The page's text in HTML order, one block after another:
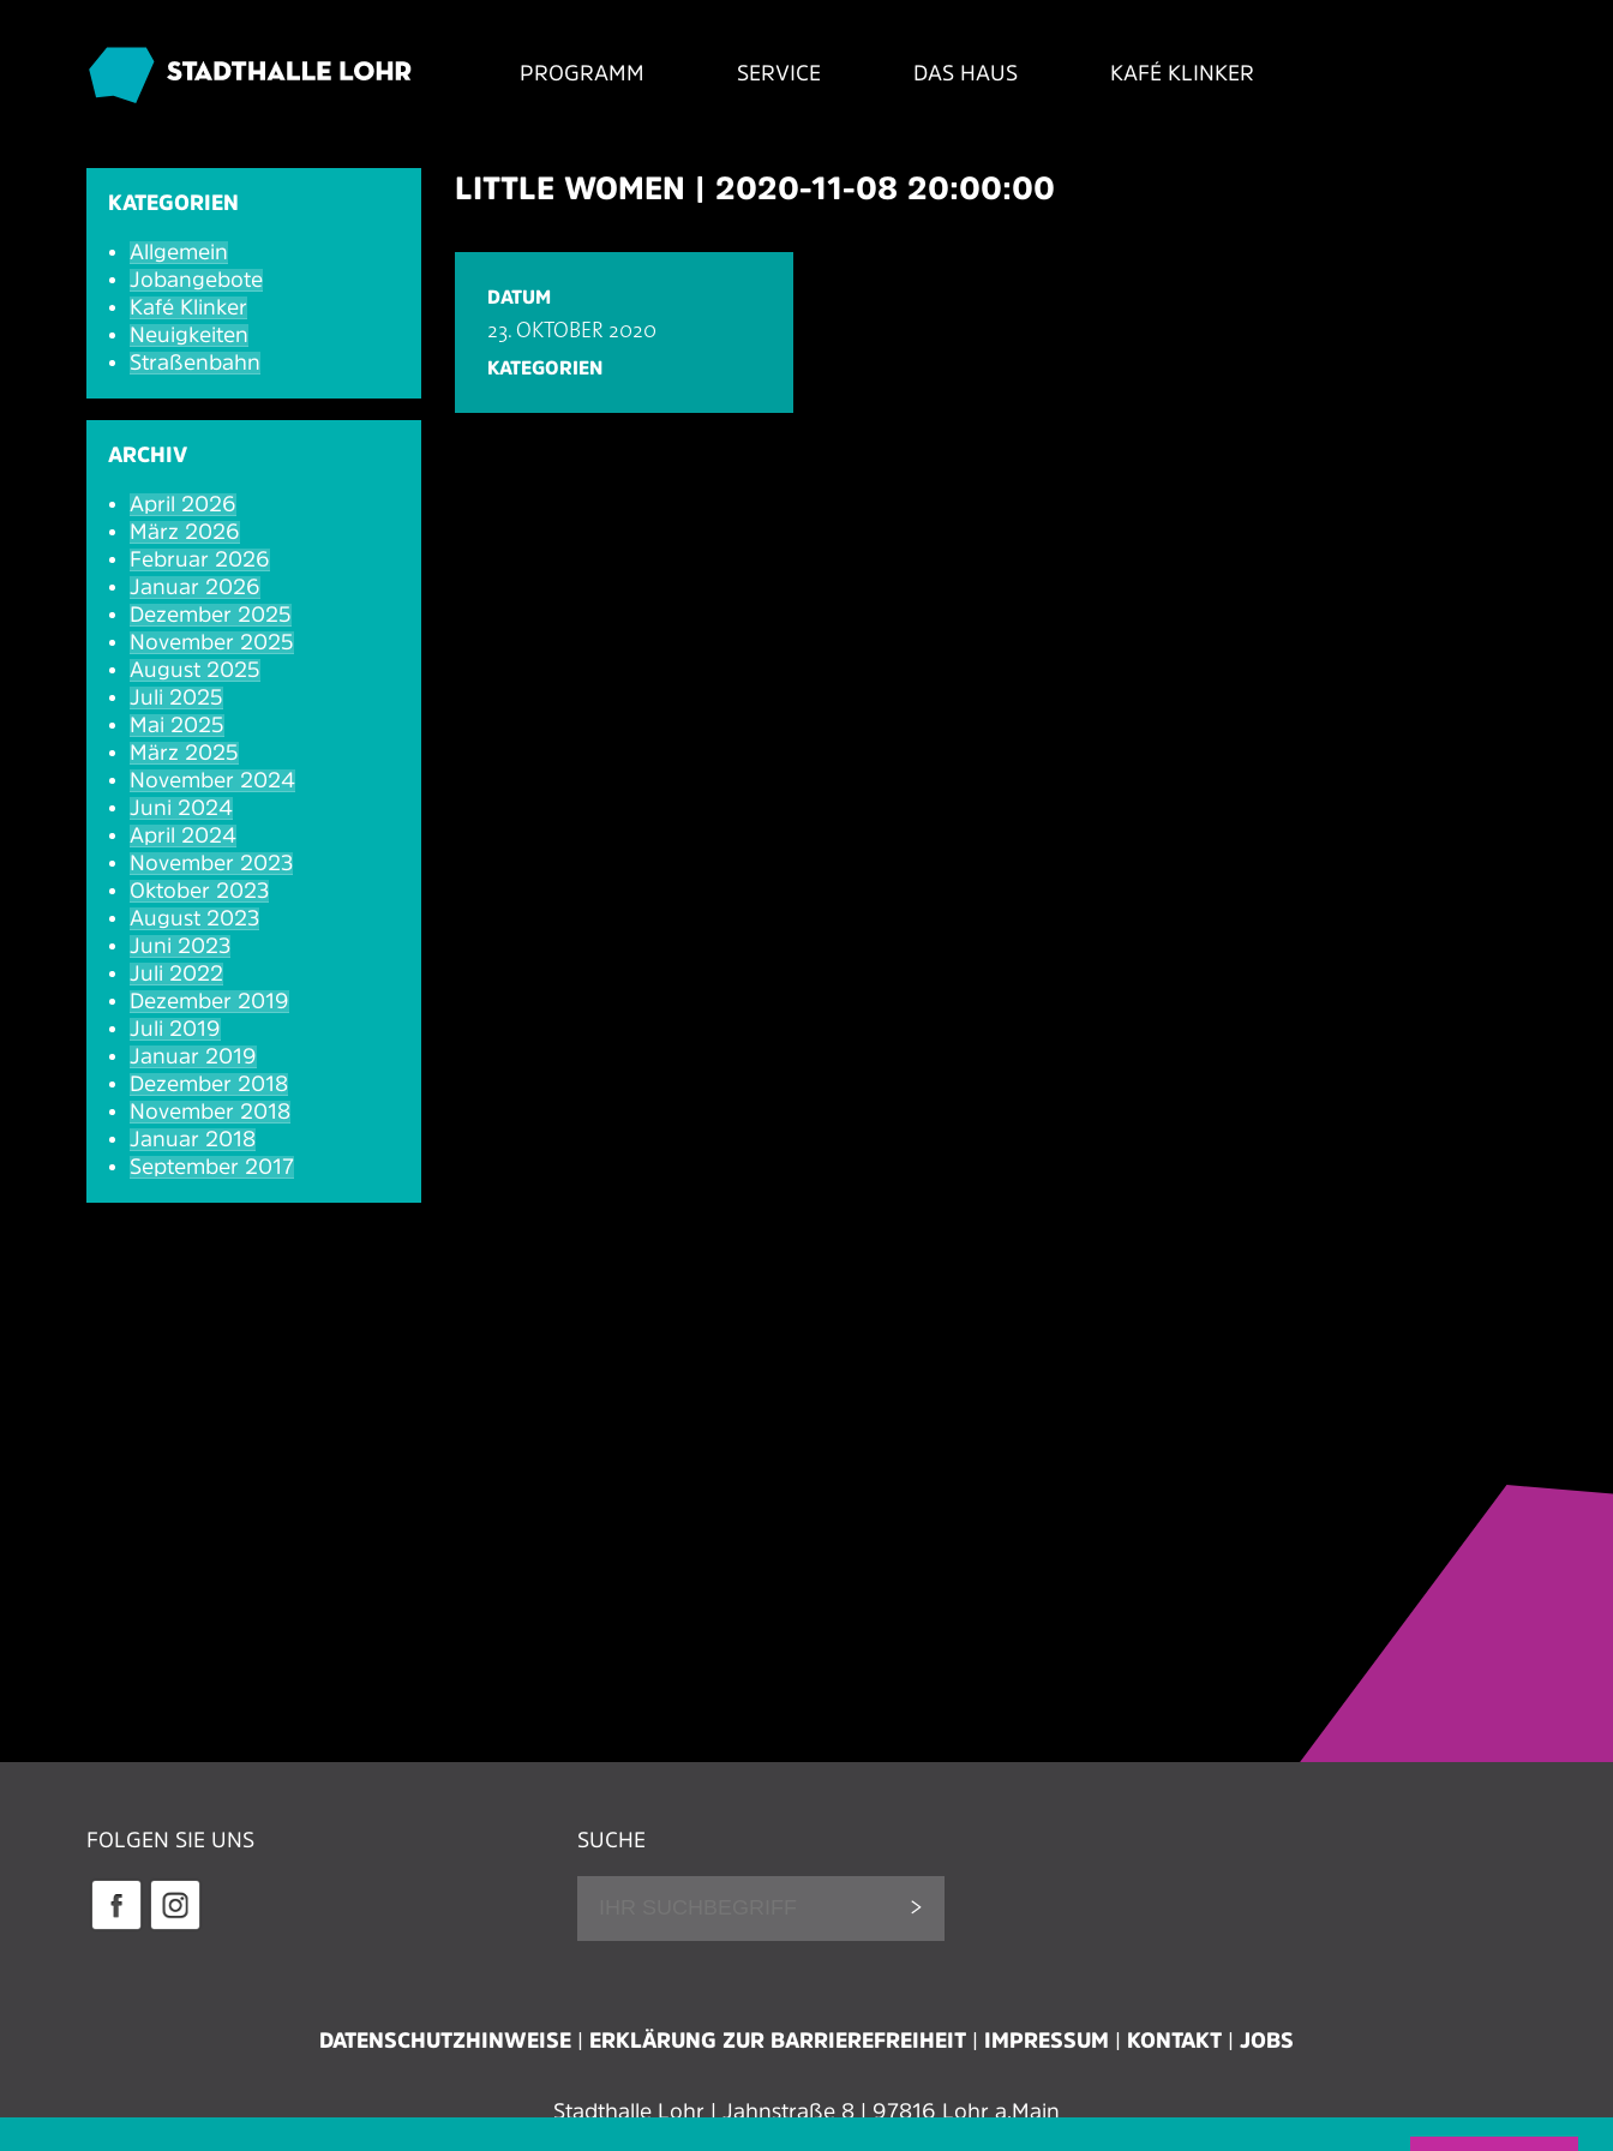
PROGRAMM SERVICE DAS HAUS KAFÉ KLINKER
KATEGORIEN
Allgemein
Jobangebote
Kafé Klinker
Neuigkeiten
Straßenbahn
ARCHIV
April 2026
März 2026
Februar 2026
Januar 2026
Dezember 2025
November 2025
August 2025
Juli 2025
Mai 2025
März 2025
November 2024
Juni 2024
April 2024
November 2023
Oktober 2023
August 2023
Juni 2023
Juli 2022
Dezember 2019
Juli 2019
Januar 2019
Dezember 2018
November 2018
Januar 2018
September 2017
LITTLE WOMEN | 2020-11-08 20:00:00
DATUM
23. OKTOBER 2020
KATEGORIEN
FOLGEN SIE UNS SUCHE
DATENSCHUTZHINWEISE ERKLÄRUNG ZUR BARRIEREFREIHEIT IMPRESSUM KONTAKT JOBS
Stadthalle Lohr | Jahnstraße 8 | 97816 Lohr a.Main